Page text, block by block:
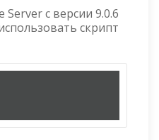
с версии 9.0.6
скрипт